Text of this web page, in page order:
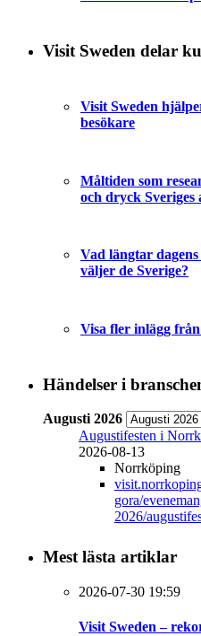
Visit Sweden delar
Visit Sweden
besökare
Måltiden som
och dryck
Vad längtar
väljer de Sverige?
Visa fler inlägg
Händelser i
Augusti 2026
Augustifesten i
2026-08-13
Norrköping
gora/
2026/
Mest lästa artiklar
2026-07-30 19:59
Visit Sweden –